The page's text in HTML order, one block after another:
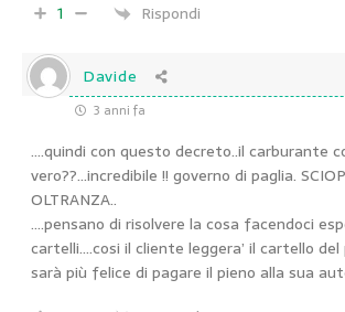
1
Rispondi
Davide
3 anni fa
….quindi con questo decreto..il carburante
vero??…incredibile !! governo di paglia.
OLTRANZA..
….pensano di risolvere la cosa facendoci
cartelli….cosi il cliente leggera’ il cartello
sarà più felice di pagare il pieno alla sua